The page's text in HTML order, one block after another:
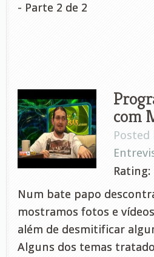
- Parte 2 de 2
com
Posted
Rating:
Num bate papo
mostramos fotos e
além de desmitificar
Alguns dos temas